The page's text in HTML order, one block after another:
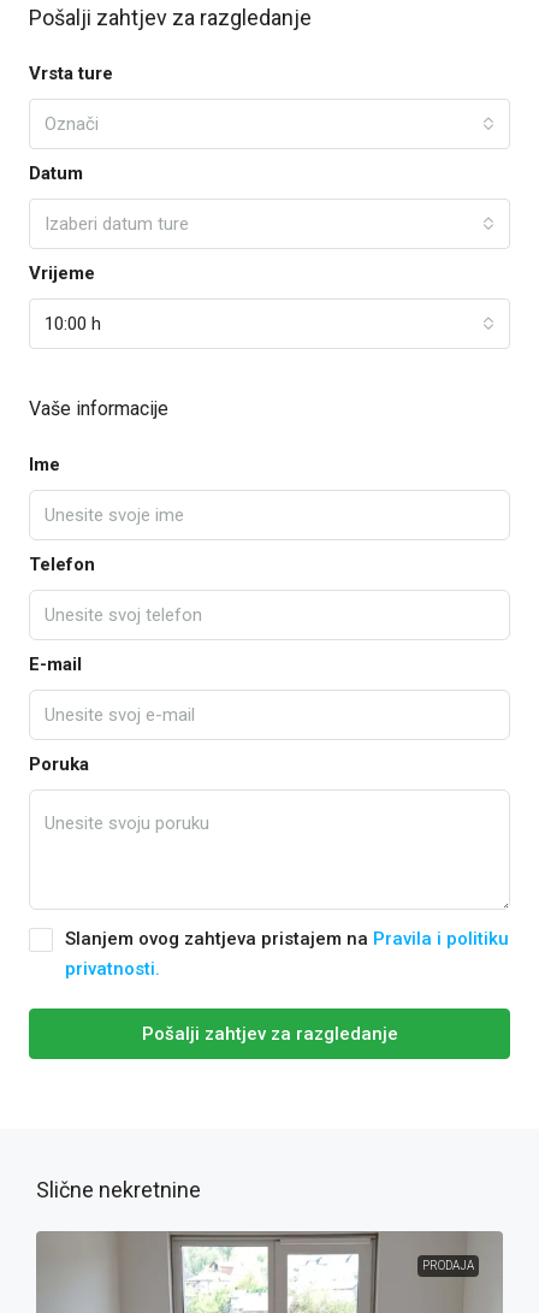
Pošalji zahtjev za razgledanje
Vrsta ture
Označi
Datum
Izaberi datum ture
Vrijeme
10:00 h
Vaše informacije
Ime
Telefon
E-mail
Poruka
Slanjem ovog zahtjeva pristajem na Pravila i politiku
privatnosti.
Pošalji zahtjev za razgledanje
Slične nekretnine
PRODAJA